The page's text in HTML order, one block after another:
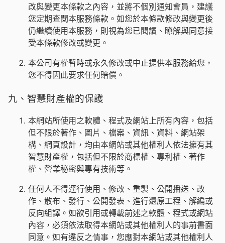
改與變更本條款之內容，並將不個別通知會員，建議
您定期查閱本服務條款。如您於本條款修改與變更後
仍繼續使用本服務，則視為您已閱讀、瞭解與同意接
受本條款修改或變更。
本公司有權暫時或永久修改或中止提供本服務給您，
您不得因此要求任何賠償。
九、智慧財產權的保護
本網站所使用之軟體、程式及網站上所有內容，包括
但不限於著作、圖片、檔案、資訊、資料、網站架
構、網頁設計，均由本網站或其他權利人依法擁有其
智慧財產權，包括但不限於商標權、專利權、著作
權、營業秘密與專有技術等。
任何人不得逕行使用、修改、重製、公開播送、改
作、散布、發行、公開發表、進行還原工程、解編或
反向組譯。如欲引用或轉載前述之軟體、程式或網站
內容，必須依法取得本網站或其他權利人的事前書面
同意。如有違反之情事，您應對本網站或其他權利人